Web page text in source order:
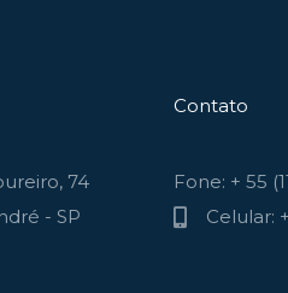
74
- SP
Contato
Fone: + 55
Celular: